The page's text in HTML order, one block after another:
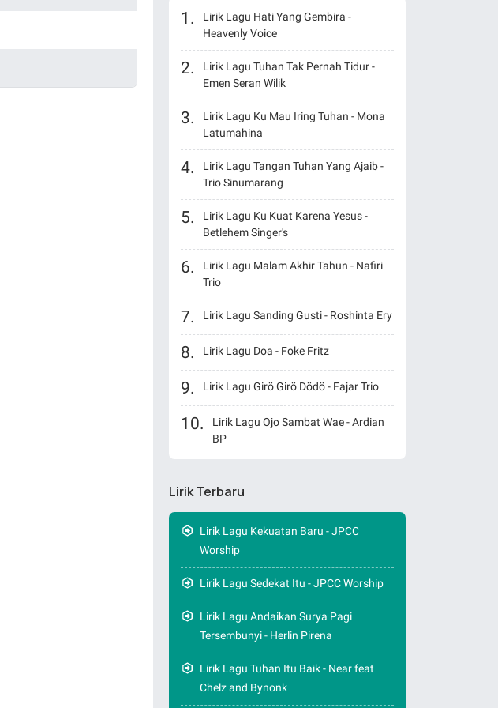
Lirik Lagu Hati Yang Gembira -
Heavenly Voice
Lirik Lagu Tuhan Tak Pernah Tidur -
Emen Seran Wilik
Lirik Lagu Ku Mau Iring Tuhan - Mona
Latumahina
Lirik Lagu Tangan Tuhan Yang Ajaib -
Trio Sinumarang
Lirik Lagu Ku Kuat Karena Yesus -
Betlehem Singer's
Lirik Lagu Malam Akhir Tahun - Nafiri
Trio
Lirik Lagu Sanding Gusti - Roshinta Ery
Lirik Lagu Doa - Foke Fritz
Lirik Lagu Girö Girö Dödö - Fajar Trio
Lirik Lagu Ojo Sambat Wae - Ardian
BP
Lirik Terbaru
Lirik Lagu Kekuatan Baru - JPCC
Worship
Lirik Lagu Sedekat Itu - JPCC Worship
Lirik Lagu Andaikan Surya Pagi
Tersembunyi - Herlin Pirena
Lirik Lagu Tuhan Itu Baik - Near feat
Chelz and Bynonk